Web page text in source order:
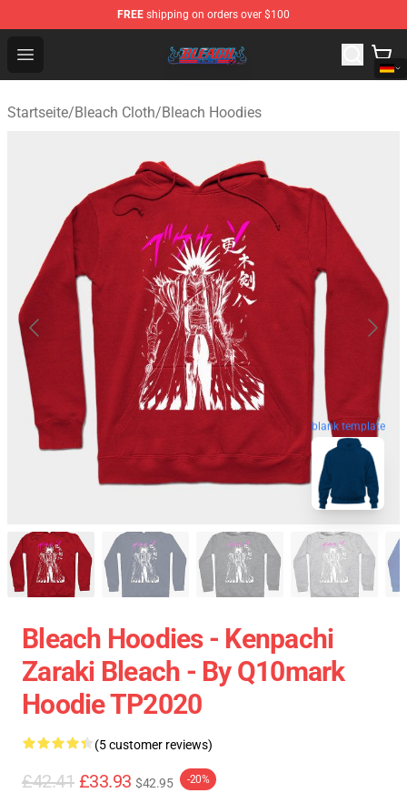
FREE shipping on orders over $100
Open menu
Bleach Store - Official Bleach Merchandise Shop
Startseite/Bleach Cloth/Bleach Hoodies
blank template
Bleach Hoodies - Kenpachi
Zaraki Bleach - By Q10mark
Hoodie TP2020
(5 customer reviews)
£42.41 £33.93 $42.95 -20%